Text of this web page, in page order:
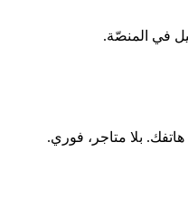
في المنصّة.